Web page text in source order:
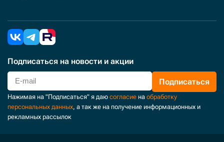
Подписаться на новости и акции
Подписаться
Нажимая на "Подписаться" я даю согласие на обработку
персональных данных, а так же на получение информационных и
рекламных рассылок